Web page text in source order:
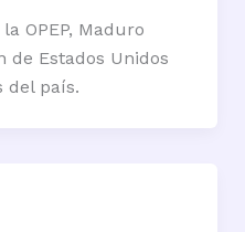
OPEP, Maduro
Estados Unidos
del país.